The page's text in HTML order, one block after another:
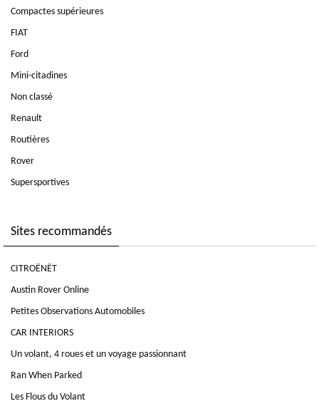
Compactes supérieures
FIAT
Ford
Mini-citadines
Non classé
Renault
Routières
Rover
Supersportives
Sites recommandés
CITROËNËT
Austin Rover Online
Petites Observations Automobiles
CAR INTERIORS
Un volant, 4 roues et un voyage passionnant
Ran When Parked
Les Flous du Volant